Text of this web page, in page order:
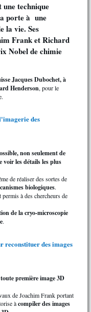
technique
porte à une
la vie. Ses
Frank et Richard
Nobel de chimie
Jacques Dubochet, à
Henderson, pour le
des
non seulement de
voir les détails les plus
de réaliser des sortes de
biologiques.
à des chercheurs de
de la cryo-microscopie
.
reconstituer des images
première image 3D
de Joachim Frank portant
àcompiler des images